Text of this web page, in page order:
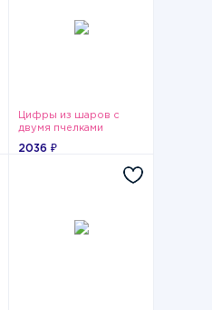
Цифры из шаров с
двумя пчелками
2036 ₽